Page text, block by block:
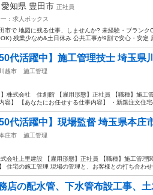
愛知県 豊田市 正社員
：求人ボックス
市で 地図に残る仕事、しませんか? 未経験・ブラン
残業少なめ&土日休み 公共工事が9割で安心・安定
代活躍中】施工管理技士 埼玉県
川越市
施工管理
株式会社 住創館 【雇用形態】正社員 【職種】施工
容】 【あなたにお任せする仕事内容】 ・新築注文住
代活躍中】現場監督 埼玉県本庄
庄市
施工管理
会社上里建設 【雇用形態】正社員 【職種】施工管理
住宅の施工管理 現場の管理と、お客様との打ち合わせ
の配水管、下水管布設工事、土